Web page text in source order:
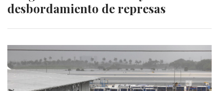
desbordamiento de represas